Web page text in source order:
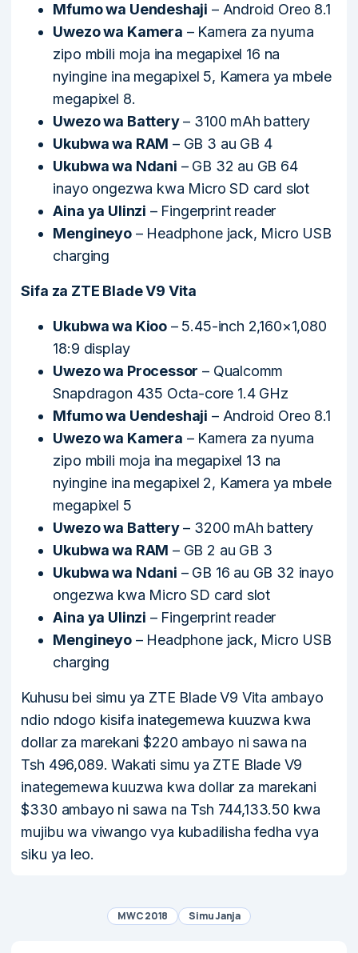
Mfumo wa Uendeshaji – Android Oreo 8.1
Uwezo wa Kamera – Kamera za nyuma
zipo mbili moja ina megapixel 16 na
nyingine ina megapixel 5, Kamera ya mbele
megapixel 8.
Uwezo wa Battery– 3100 mAh battery
Ukubwa wa RAM – GB 3 au GB 4
Ukubwa wa Ndani – GB 32 au GB 64
inayo ongezwa kwa Micro SD card slot
Aina ya Ulinzi – Fingerprint reader
Mengineyo– Headphone jack, Micro USB
charging
Sifa za ZTE Blade V9 Vita
Ukubwa wa Kioo– 5.45-inch 2,160×1,080
18:9 display
Uwezo wa Processor – Qualcomm
Snapdragon 435 Octa-core 1.4 GHz
Mfumo wa Uendeshaji – Android Oreo 8.1
Uwezo wa Kamera – Kamera za nyuma
zipo mbili moja ina megapixel 13 na
nyingine ina megapixel 2, Kamera ya mbele
megapixel 5
Uwezo wa Battery– 3200 mAh battery
Ukubwa wa RAM – GB 2 au GB 3
Ukubwa wa Ndani – GB 16 au GB 32 inayo
ongezwa kwa Micro SD card slot
Aina ya Ulinzi – Fingerprint reader
Mengineyo– Headphone jack, Micro USB
charging
Kuhusu bei simu ya ZTE Blade V9 Vita ambayo
ndio ndogo kisifa inategemewa kuuzwa kwa
dollar za marekani $220 ambayo ni sawa na
Tsh 496,089. Wakati simu ya ZTE Blade V9
inategemewa kuuzwa kwa dollar za marekani
$330 ambayo ni sawa na Tsh 744,133.50 kwa
mujibu wa viwango vya kubadilisha fedha vya
siku ya leo.
MWC 2018 Simu Janja